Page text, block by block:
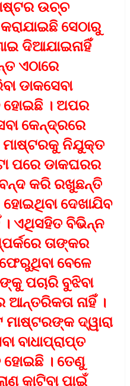
ଉଚ୍ଚ
ସେଠାରୁ
ଦିଆଯାଇନାହିଁ
ଏଠାରେ
ଡାକସେବା
ହୋଇଛି । ଅପର
କେନ୍ଦ୍ରରେ
ମାଷ୍ଟରକୁ ନିଯୁକ୍ତ
ପରେ ଡାକଘରର
କରି ରଖୁଛନ୍ତି
ଦେଖାଯିବ
। ଏଥିସହିତ ବିଭିନ୍ନ
ତାଙ୍କର
ଫେରୁଥିବା ବେଳେ
ପଚାରି ବୁଝିବା
ନାହିଁ ।
ଦ୍ୱାରା
ବାଧାପ୍ରାପ୍ତ
। ତେଣୁ
କାଟିବା ପାଇଁ